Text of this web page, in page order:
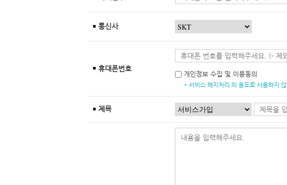
통신사
휴대폰번호
개인정보 수집 및 이용동의
* 서비스 해지처리 외 용도로 사용하지 않
제목